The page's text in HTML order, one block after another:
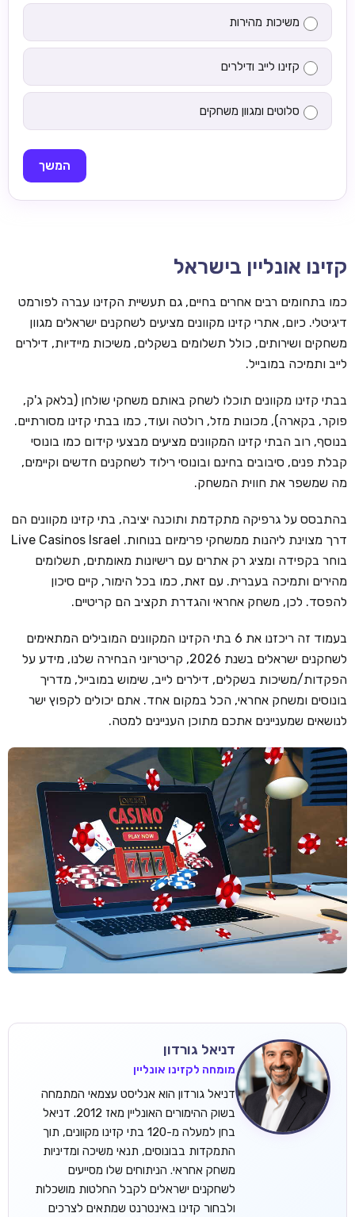
משיכות מהירות
קזינו לייב ודילרים
סלוטים ומגוון משחקים
המשך
קזינו אונליין בישראל
כמו בתחומים רבים אחרים בחיים, גם תעשיית הקזינו עברה לפורמט
דיגיטלי. כיום, אתרי קזינו מקוונים מציעים לשחקנים ישראלים מגוון
משחקים ושירותים, כולל תשלומים בשקלים, משיכות מיידיות, דילרים
לייב ותמיכה במובייל.
בבתי קזינו מקוונים תוכלו לשחק באותם משחקי שולחן (בלאק ג'ק,
פוקר, בקארה), מכונות מזל, רולטה ועוד, כמו בבתי קזינו מסורתיים.
בנוסף, רוב הבתי קזינו המקוונים מציעים מבצעי קידום כמו בונוסי
קבלת פנים, סיבובים בחינם ובונוסי רילוד לשחקנים חדשים וקיימים,
מה שמשפר את חווית המשחק.
בהתבסס על גרפיקה מתקדמת ותוכנה יציבה, בתי קזינו מקוונים הם
דרך מצוינת ליהנות ממשחקי פרימיום בנוחות. Live Casinos Israel
בוחר בקפידה ומציג רק אתרים עם רישיונות מאומתים, תשלומים
מהירים ותמיכה בעברית. עם זאת, כמו בכל הימור, קיים סיכון
להפסד. לכן, משחק אחראי והגדרת תקציב הם קריטיים.
בעמוד זה ריכזנו את 6 בתי הקזינו המקוונים המובילים המתאימים
לשחקנים ישראלים בשנת 2026, קריטריוני הבחירה שלנו, מידע על
הפקדות/משיכות בשקלים, דילרים לייב, שימוש במובייל, מדריך
בונוסים ומשחק אחראי, הכל במקום אחד. אתם יכולים לקפוץ ישר
לנושאים שמעניינים אתכם מתוכן העניינים למטה.
דניאל גורדון
מומחה לקזינו אונליין
דניאל גורדון הוא אנליסט עצמאי המתמחה
בשוק ההימורים האונליין מאז 2012. דניאל
בחן למעלה מ-120 בתי קזינו מקוונים, תוך
התמקדות בבונוסים, תנאי משיכה ומדיניות
משחק אחראי. הניתוחים שלו מסייעים
לשחקנים ישראלים לקבל החלטות מושכלות
ולבחור קזינו באינטרנט שמתאים לצרכים